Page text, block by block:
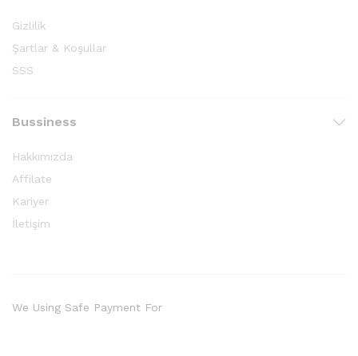
Gizlilik
Şartlar & Koşullar
SSS
Bussiness
Hakkımızda
Affilate
Kariyer
İletişim
We Using Safe Payment For